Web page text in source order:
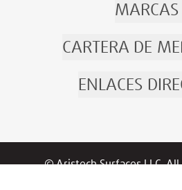
MARCAS
CARTERA DE
ENLACES
© Aristech Surfaces LLC.